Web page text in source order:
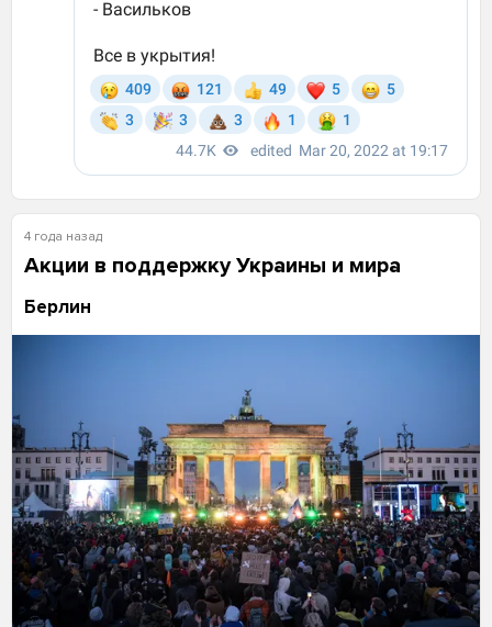
4 года назад
Акции в поддержку Украины и мира
Берлин